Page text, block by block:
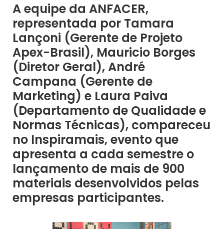
A equipe da ANFACER,
representada por Tamara
Lançoni (Gerente de Projeto
Apex-Brasil), Mauricio Borges
(Diretor Geral), André
Campana (Gerente de
Marketing) e Laura Paiva
(Departamento de Qualidade e
Normas Técnicas), compareceu
no Inspiramais, evento que
apresenta a cada semestre o
lançamento de mais de 900
materiais desenvolvidos pelas
empresas participantes.